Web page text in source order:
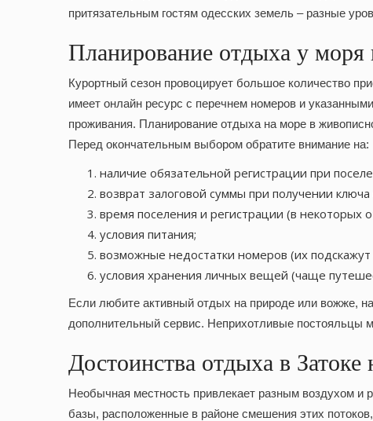
притязательным гостям одесских земель – разные
Планирование отдыха у моря
Курортный сезон провоцирует большое количество
имеет онлайн ресурс с перечнем номеров и
проживания. Планирование отдыха на море в
Перед окончательным выбором обратите внимание на:
наличие обязательной регистрации при
возврат залоговой суммы при получении
время поселения и регистрации (в некоторых
условия питания;
возможные недостатки номеров (их
условия хранения личных вещей (чаще
Если любите активный отдых на природе или вожже,
дополнительный сервис. Неприхотливые постояльцы
Достоинства отдыха в Затоке
Необычная местность привлекает разным воздухом и
базы, расположенные в районе смешения этих